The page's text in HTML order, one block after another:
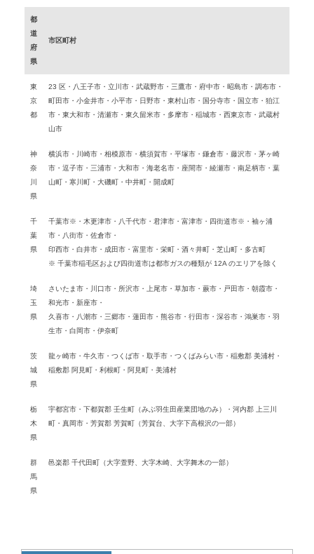
都
道
府
県
市区町村
東
京
都
23 区・八王子市・立川市・武蔵野市・三鷹市・府中市・昭島市・調布市・
町田市・小金井市・小平市・日野市・東村山市・国分寺市・国立市・狛江
市・東大和市・清瀬市・東久留米市・多摩市・稲城市・西東京市・武蔵村
山市
神
奈
川
県
横浜市・川崎市・相模原市・横須賀市・平塚市・鎌倉市・藤沢市・茅ヶ崎
市・逗子市・三浦市・大和市・海老名市・座間市・綾瀬市・南足柄市・葉
山町・寒川町・大磯町・中井町・開成町
千
葉
県
千葉市※・木更津市・八千代市・君津市・富津市・四街道市※・袖ヶ浦
市・八街市・佐倉市・
印西市・白井市・成田市・富里市・栄町・酒々井町・芝山町・多古町
※ 千葉市稲毛区および四街道市は都市ガスの種類が 12A のエリアを除く
埼
玉
県
さいたま市・川口市・所沢市・上尾市・草加市・蕨市・戸田市・朝霞市・
和光市・新座市・
久喜市・八潮市・三郷市・蓮田市・熊谷市・行田市・深谷市・鴻巣市・羽
生市・白岡市・伊奈町
茨
城
県
龍ヶ崎市・牛久市・つくば市・取手市・つくばみらい市・稲敷郡 美浦村・
稲敷郡 阿見町・利根町・阿見町・美浦村
栃
木
県
宇都宮市・下都賀郡 壬生町（みぶ羽生田産業団地のみ）・河内郡 上三川
町・真岡市・芳賀郡 芳賀町（芳賀台、大字下高根沢の一部）
群
馬
県
邑楽郡 千代田町（大字萱野、大字木崎、大字舞木の一部）